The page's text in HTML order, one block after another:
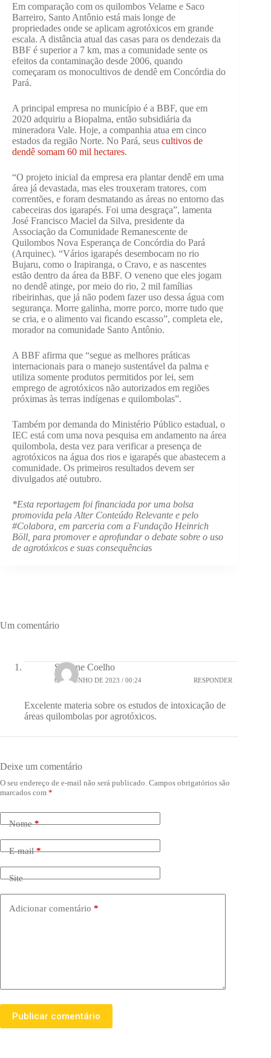
Em comparação com os quilombos Velame e Saco
Barreiro, Santo Antônio está mais longe de
propriedades onde se aplicam agrotóxicos em grande
escala. A distância atual das casas para os dendezais da
BBF é superior a 7 km, mas a comunidade sente os
efeitos da contaminação desde 2006, quando
começaram os monocultivos de dendê em Concórdia do
Pará.
A principal empresa no município é a BBF, que em
2020 adquiriu a Biopalma, então subsidiária da
mineradora Vale. Hoje, a companhia atua em cinco
estados da região Norte. No Pará, seus cultivos de
dendê somam 60 mil hectares.
“O projeto inicial da empresa era plantar dendê em uma
área já devastada, mas eles trouxeram tratores, com
correntões, e foram desmatando as áreas no entorno das
cabeceiras dos igarapés. Foi uma desgraça”, lamenta
José Francisco Maciel da Silva, presidente da
Associação da Comunidade Remanescente de
Quilombos Nova Esperança de Concórdia do Pará
(Arquinec). “Vários igarapés desembocam no rio
Bujaru, como o Irapiranga, o Cravo, e as nascentes
estão dentro da área da BBF. O veneno que eles jogam
no dendê atinge, por meio do rio, 2 mil famílias
ribeirinhas, que já não podem fazer uso dessa água com
segurança. Morre galinha, morre porco, morre tudo que
se cria, e o alimento vai ficando escasso”, completa ele,
morador na comunidade Santo Antônio.
A BBF afirma que “segue as melhores práticas
internacionais para o manejo sustentável da palma e
utiliza somente produtos permitidos por lei, sem
emprego de agrotóxicos não autorizados em regiões
próximas às terras indígenas e quilombolas”.
Também por demanda do Ministério Público estadual, o
IEC está com uma nova pesquisa em andamento na área
quilombola, desta vez para verificar a presença de
agrotóxicos na água dos rios e igarapés que abastecem a
comunidade. Os primeiros resultados devem ser
divulgados até outubro.
*Esta reportagem foi financiada por uma bolsa
promovida pela Alter Conteúdo Relevante e pelo
#Colabora, em parceria com a Fundação Heinrich
Böll, para promover e aprofundar o debate sobre o uso
de agrotóxicos e suas consequências
Um comentário
Suelene Coelho
6 DE JUNHO DE 2023 / 00:24 RESPONDER
Excelente materia sobre os estudos de intoxicação de
áreas quilombolas por agrotóxicos.
Deixe um comentário
O seu endereço de e-mail não será publicado. Campos obrigatórios são
marcados com *
Nome*
E-mail*
Site
Adicionar comentário *
Publicar comentário